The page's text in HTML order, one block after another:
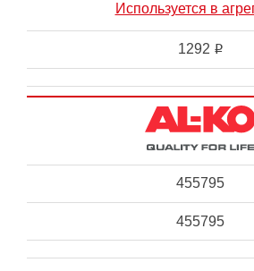
Используется в
1292 i
455795
455795